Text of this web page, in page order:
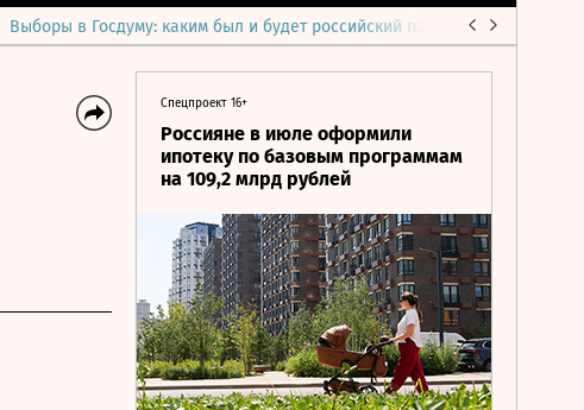
Выборы в Госдуму: каким был и будет российский парламент
Спецпроект 16+
Россияне в июле оформили
ипотеку по базовым программам
на 109,2 млрд рублей